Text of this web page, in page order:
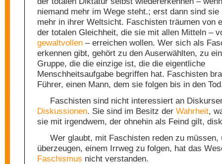
niemand mehr im Wege steht.; erst dann sind sie
mehr in ihrer Weltsicht. Faschisten träumen von
der totalen Gleichheit, die sie mit allen Mitteln –
gewaltvollen – erreichen wollen. Wer sich als
erkennen gibt, gehört zu den Auserwählten, zu
Gruppe, die die einzige ist, die die eigentliche
Menschheitsaufgabe begriffen hat. Faschisten
Führer, einen Mann, dem sie folgen bis in den
Faschisten sind nicht interessiert an
Diskussionen. Sie sind im Besitz der Wahrheit,
sie mit irgendwem, der ohnehin als Feind gilt,
Wer glaubt, mit Faschisten reden zu müssen,
überzeugen, einem Irrweg zu folgen, hat das
Faschismus nicht verstanden.